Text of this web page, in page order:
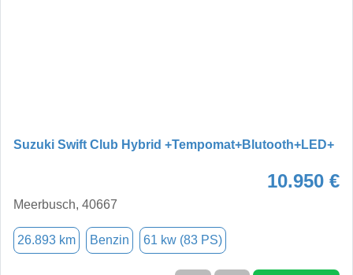
Suzuki Swift Club Hybrid +Tempomat+Blutooth+LED+
10.950 €
Meerbusch, 40667
26.893 km Benzin 61 kw (83 PS)